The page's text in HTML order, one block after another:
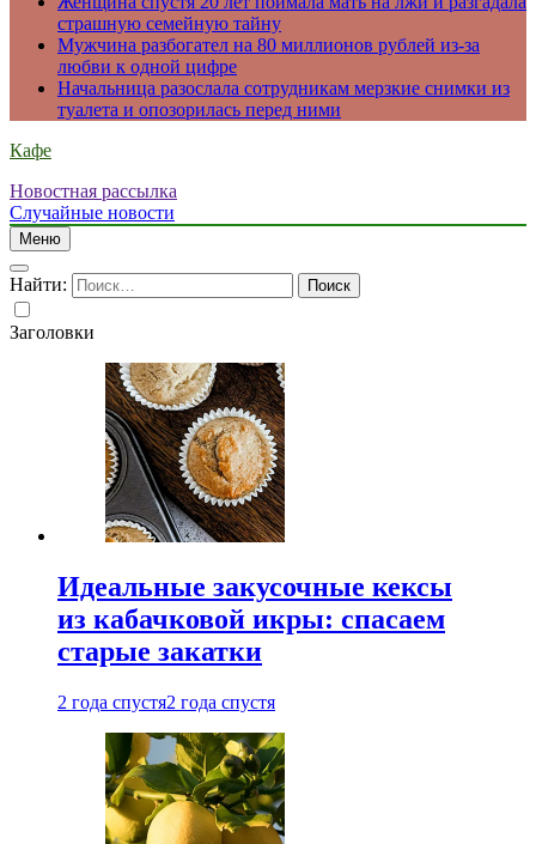
страшную семейную тайну
Мужчина разбогател на 80 миллионов рублей из-за
любви к одной цифре
Начальница разослала сотрудникам мерзкие снимки из
туалета и опозорилась перед ними
Кафе
Новостная рассылка
Случайные новости
Меню
Найти:
Заголовки
Идеальные закусочные кексы
из кабачковой икры: спасаем
старые закатки
2 года спустя2 года спустя